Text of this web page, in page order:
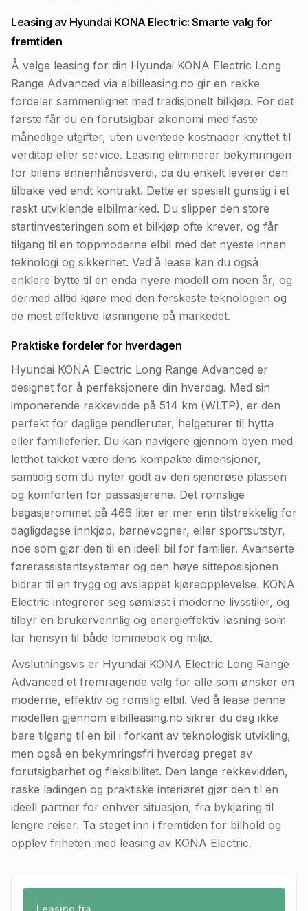
Leasing av Hyundai KONA Electric: Smarte valg for
fremtiden
Å velge leasing for din Hyundai KONA Electric Long
Range Advanced via elbilleasing.no gir en rekke
fordeler sammenlignet med tradisjonelt bilkjøp. For det
første får du en forutsigbar økonomi med faste
månedlige utgifter, uten uventede kostnader knyttet til
verditap eller service. Leasing eliminerer bekymringen
for bilens annenhåndsverdi, da du enkelt leverer den
tilbake ved endt kontrakt. Dette er spesielt gunstig i et
raskt utviklende elbilmarked. Du slipper den store
startinvesteringen som et bilkjøp ofte krever, og får
tilgang til en toppmoderne elbil med det nyeste innen
teknologi og sikkerhet. Ved å lease kan du også
enklere bytte til en enda nyere modell om noen år, og
dermed alltid kjøre med den ferskeste teknologien og
de mest effektive løsningene på markedet.
Praktiske fordeler for hverdagen
Hyundai KONA Electric Long Range Advanced er
designet for å perfeksjonere din hverdag. Med sin
imponerende rekkevidde på 514 km (WLTP), er den
perfekt for daglige pendleruter, helgeturer til hytta
eller familieferier. Du kan navigere gjennom byen med
letthet takket være dens kompakte dimensjoner,
samtidig som du nyter godt av den sjenerøse plassen
og komforten for passasjerene. Det romslige
bagasjerommet på 466 liter er mer enn tilstrekkelig for
dagligdagse innkjøp, barnevogner, eller sportsutstyr,
noe som gjør den til en ideell bil for familier. Avanserte
førerassistentsystemer og den høye sitteposisjonen
bidrar til en trygg og avslappet kjøreopplevelse. KONA
Electric integrerer seg sømløst i moderne livsstiler, og
tilbyr en brukervennlig og energieffektiv løsning som
tar hensyn til både lommebok og miljø.
Avslutningsvis er Hyundai KONA Electric Long Range
Advanced et fremragende valg for alle som ønsker en
moderne, effektiv og romslig elbil. Ved å lease denne
modellen gjennom elbilleasing.no sikrer du deg ikke
bare tilgang til en bil i forkant av teknologisk utvikling,
men også en bekymringsfri hverdag preget av
forutsigbarhet og fleksibilitet. Den lange rekkevidden,
raske ladingen og praktiske interiøret gjør den til en
ideell partner for enhver situasjon, fra bykjøring til
lengre reiser. Ta steget inn i fremtiden for bilhold og
opplev friheten med leasing av KONA Electric.
Leasing fra